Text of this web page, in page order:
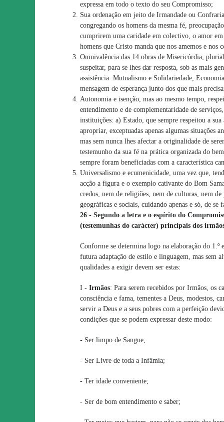
expressa em todo o texto do seu Compromisso;
Sua ordenação em jeito de Irmandade ou
congregando os homens da mesma fé,
cumprirem uma caridade em colectivo, o amor
homens que Cristo manda que nos amemos e nos
Omnivalência das 14 obras de Misericórdia,
suspeitar, para se lhes dar resposta, sob as mais
assistência :Mutualismo e Solidariedade,
mensagem de esperança junto dos que mais
Autonomia e isenção, mas ao mesmo tempo,
entendimento e de complementaridade de
instituições: a) Estado, que sempre respeitou a
apropriar, exceptuadas apenas algumas situações
mas sem nunca lhes afectar a originalidade de
testemunho da sua fé na prática organizada do
sempre foram beneficiadas com a característica
Universalismo e ecumenicidade, uma vez que,
acção a figura e o exemplo cativante do Bom
credos, nem de religiões, nem de culturas, nem
geográficas e sociais, cuidando apenas e só, de
26 - Segundo a letra e o espírito do
(testemunhas do carácter) principais dos
Conforme se determina logo na elaboração do
futura adaptação de estilo e linguagem, mas sem
qualidades a exigir devem ser estas:
I - Irmãos: Para serem recebidos por Irmãos, os
consciência e fama, tementes a Deus, modestos,
servir a Deus e a seus pobres com a perfeição
condições que se podem expressar deste modo:
- Ser limpo de Sangue;
- Ser Livre de toda a Infâmia;
- Ter idade conveniente;
- Ser de bom entendimento e saber;